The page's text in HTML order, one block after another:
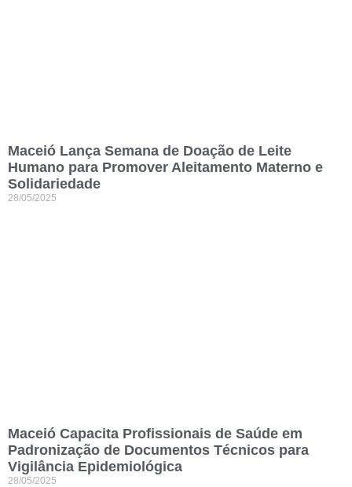
Maceió Lança Semana de Doação de Leite
Humano para Promover Aleitamento Materno e
Solidariedade
28/05/2025
Maceió Capacita Profissionais de Saúde em
Padronização de Documentos Técnicos para
Vigilância Epidemiológica
28/05/2025